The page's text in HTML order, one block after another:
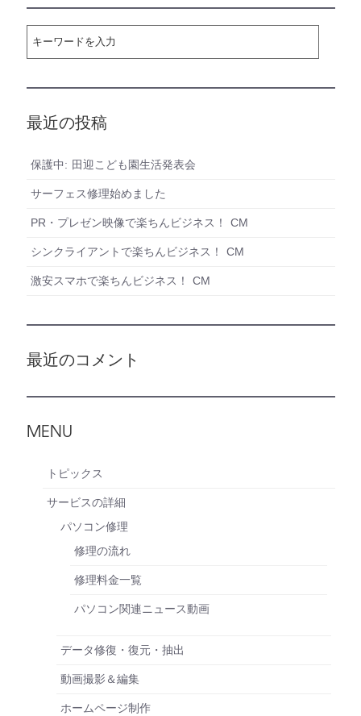
最近の投稿
保護中: 田迎こども園生活発表会
サーフェス修理始めました
PR・プレゼン映像で楽ちんビジネス！ CM
シンクライアントで楽ちんビジネス！ CM
激安スマホで楽ちんビジネス！ CM
最近のコメント
MENU
トピックス
サービスの詳細
パソコン修理
修理の流れ
修理料金一覧
パソコン関連ニュース動画
データ修復・復元・抽出
動画撮影＆編集
ホームページ制作